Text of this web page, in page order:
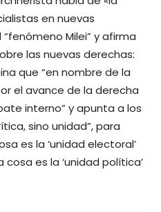
en nuevas
Milei” y afirma
las nuevas derechas:
que “en nombre de la
el avance de la derecha
interno” y apunta a los
sino unidad”, para
es la ‘unidad electoral’
es la ‘unidad política’